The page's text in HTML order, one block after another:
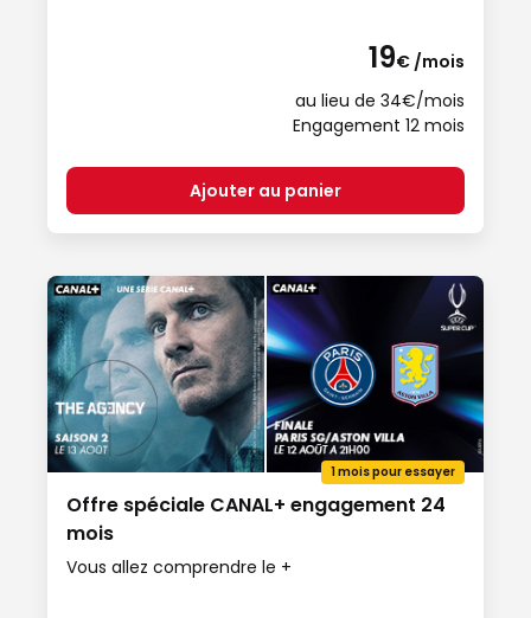
19€ /mois
au lieu de 34€/mois
Engagement 12 mois
Ajouter au panier
1 mois pour essayer
Offre spéciale CANAL+ engagement 24
mois
Vous allez comprendre le +